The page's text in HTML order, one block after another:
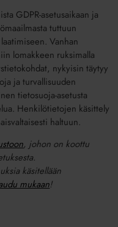
GDPR-asetusaikaan ja
tuttuun
Vanhan
lomakkeen ruksimalla
nykyisin täytyy
ja turvallisuuden
tietosuoja-asetusta
Henkilötietojen käsittely
haltuun.
, johon on koottu
käsitellään
mukaan!